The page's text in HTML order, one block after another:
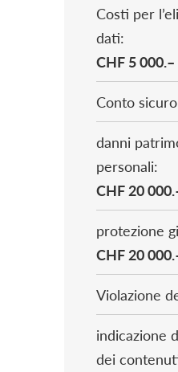
Costi per
dati:
CHF 5 000.–
Conto
danni
personali:
CHF 20
protezione
CHF 20
Violazione
indicazione
dei